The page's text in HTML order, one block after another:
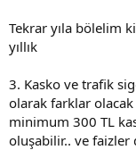
Tekrar yıla bölelim
yıllık
3. Kasko ve trafik
olarak farklar olacak
minimum 300 TL
oluşabilir.. ve faizler